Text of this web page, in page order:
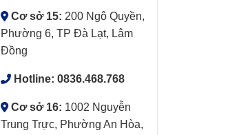
Cơ sở 15: 200 Ngô Quyền,
Phường 6, TP Đà Lạt, Lâm
Đồng
Hotline: 0836.468.768
Cơ sở 16: 1002 Nguyễn
Trung Trực, Phường An Hòa,